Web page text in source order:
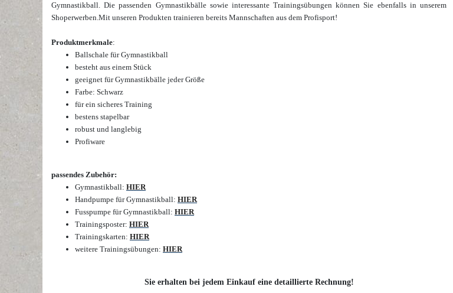
Gymnastikball.Die passenden Gymnastikbällesowie interessante Trainingsübungen können Sie ebenfalls in unserem
Shoperwerben.Mit unseren Produkten trainieren bereits Mannschaften aus dem Profisport!
Produktmerkmale:
Ballschale für Gymnastikball
besteht aus einem Stück
geeignet für Gymnastikbälle jeder Größe
Farbe: Schwarz
für ein sicheres Training
bestens stapelbar
robust und langlebig
Profiware
passendes Zubehör:
Gymnastikball: HIER
Handpumpe für Gymnastikball: HIER
Fusspumpe für Gymnastikball: HIER
Trainingsposter: HIER
Trainingskarten: HIER
weitere Trainingsübungen: HIER
Sie erhalten bei jedem Einkauf eine detaillierte Rechnung!